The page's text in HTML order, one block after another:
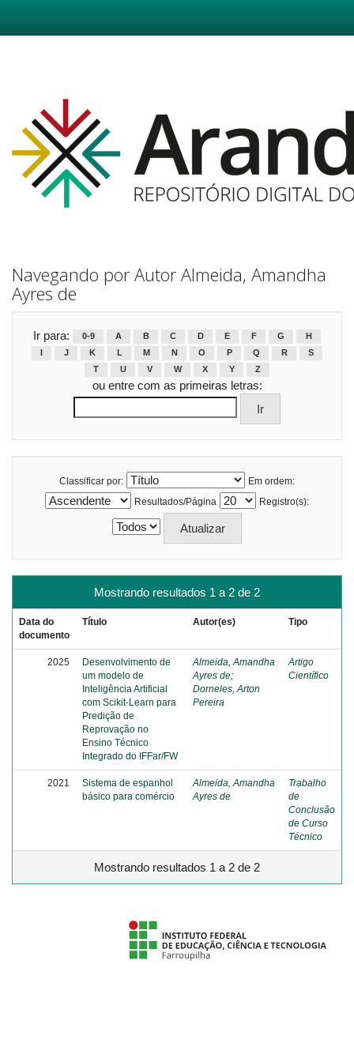
Navegando por Autor Almeida, Amandha
Ayres de
Ir para: 0-9 A B C D E F G
H
J K L M N O P Q R
S
T
U V W X Y Z
ou entre com as primeiras letras:
Classificar por:
Em ordem:
Resultados/Página
Registro(s):
Mostrando resultados 1 a 2 de 2
Data do
documento
Título Autor(es) Tipo
2025
Desenvolvimento de
um modelo de
Inteligência Artificial
com Scikit-Learn para
Predição de
Reprovação no
Ensino Técnico
Integrado do IFFar/FW
Almeida, Amandha
Ayres de;
Dorneles, Arton
Pereira
Artigo
Científico
2021
Sistema de espanhol
básico para comércio
Almeida, Amandha
Ayres de
Trabalho
de
Conclusão
de Curso
Técnico
Mostrando resultados 1 a 2 de 2